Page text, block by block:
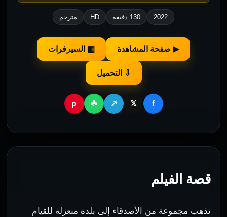
2022 130 دقيقة HD مترجم
▶ صفحة المشاهدة ▦ السيرفرات
⇩ التحميل
f
𝕏
↗
☘
p
قصة الفيلم
تذهب مجموعة من الأصدقاء إلى بلدة منعزلة للقيام